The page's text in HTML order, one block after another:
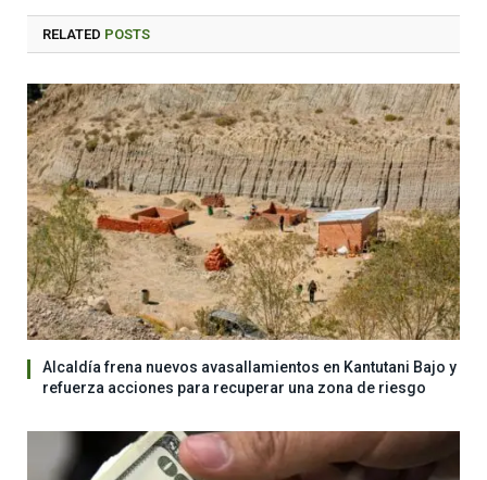
RELATED POSTS
Alcaldía frena nuevos avasallamientos en Kantutani Bajo y
refuerza acciones para recuperar una zona de riesgo